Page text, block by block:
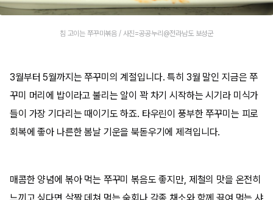
침 고이는 쭈꾸미볶음 / 사진=공공누리@전라남도 보성군
3월부터 5월까지는 쭈꾸미의 계절입니다. 특히 3월 말인 지금은 쭈
꾸미 머리에 밥이라고 불리는 알이 꽉 차기 시작하는 시기라 미식가
들이 가장 기다리는 때이기도 하죠. 타우린이 풍부한 쭈꾸미는 피로
회복에 좋아 나른한 봄날 기운을 북돋우기에 제격입니다.
매콤한 양념에 볶아 먹는 쭈꾸미 볶음도 좋지만, 제철의 맛을 온전히